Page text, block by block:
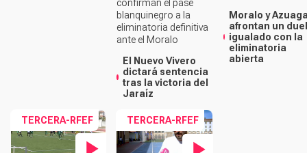
confirman el pase
blanquinegro a la
eliminatoria definitiva
ante el Moralo
El Nuevo Vivero
dictará sentencia
tras la victoria del
Jaraíz
Moralo y
afrontan un
igualado con la
eliminatoria
abierta
TERCERA-RFEF TERCERA-RFEF